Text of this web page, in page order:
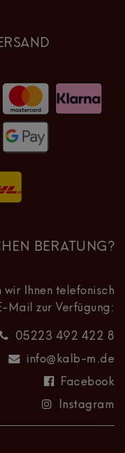
BERATUNG?
wir Ihnen telefonisch
Mail zur Verfügung:
05223 492 422 8
info@kalb-m.de
Facebook
Instagram